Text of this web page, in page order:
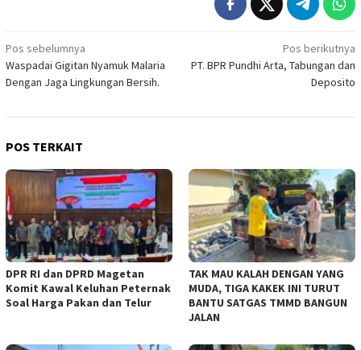
Navigasi
pos
Pos sebelumnya
Waspadai Gigitan Nyamuk Malaria
Dengan Jaga Lingkungan Bersih.
Pos berikutnya
PT. BPR Pundhi Arta, Tabungan dan
Deposito
POS TERKAIT
DPR RI dan DPRD Magetan
Komit Kawal Keluhan Peternak
Soal Harga Pakan dan Telur
TAK MAU KALAH DENGAN YANG
MUDA, TIGA KAKEK INI TURUT
BANTU SATGAS TMMD BANGUN
JALAN